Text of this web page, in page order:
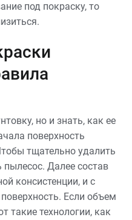
под покраску, то
но и знать, как ее
поверхность
тщательно удалить
Далее состав
консистенции, и с
Если объем
такие технологии, как